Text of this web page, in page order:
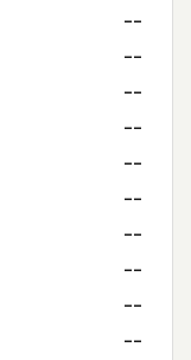
--
--
--
--
--
--
--
--
--
--